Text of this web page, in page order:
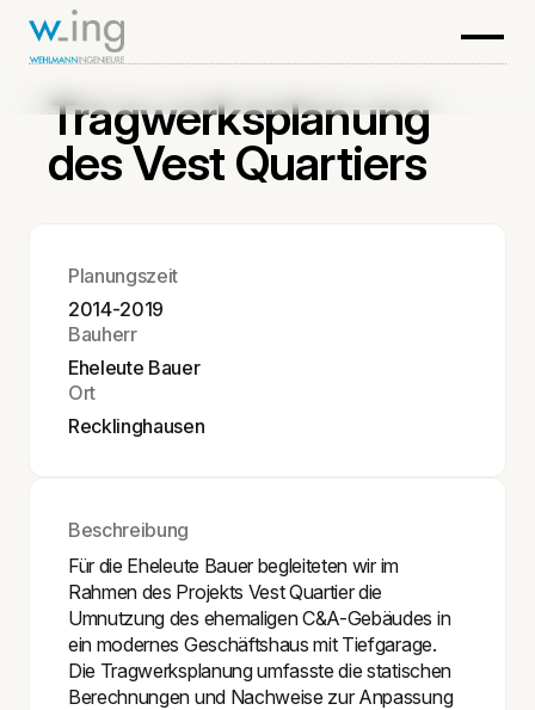
Tragwerksplanung
des Vest Quartiers
Planungszeit
2014-2019
Bauherr
Eheleute Bauer
Ort
Recklinghausen
Beschreibung
Für die Eheleute Bauer begleiteten wir im
Rahmen des Projekts Vest Quartierdie
Umnutzung des ehemaligen C&A-Gebäudes in
ein modernes Geschäftshaus mit Tiefgarage.
Die Tragwerksplanung umfasste die statischen
Berechnungen und Nachweise zur Anpassung